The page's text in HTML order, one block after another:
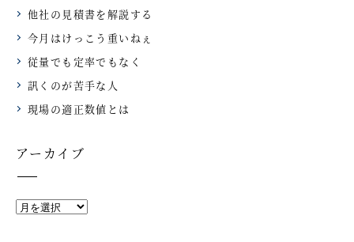
他社の見積書を解説する
今月はけっこう重いねぇ
従量でも定率でもなく
訊くのが苦手な人
現場の適正数値とは
アーカイブ